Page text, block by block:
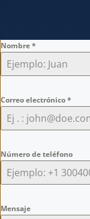
Nombre*
Correo electrónico*
Número de teléfono
Mensaje